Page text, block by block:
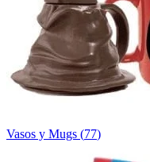
Vasos y Mugs (77)